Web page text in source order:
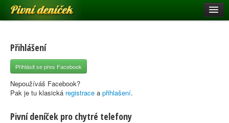
Pivní deníček
Pivní mapa
Pivní značky
Nápověda
Přihlášení
Přihlásit se přes Facebook
Nepoužíváš Facebook?
Pak je tu klasická registrace a přihlašení.
Pivní deníček pro chytré telefony